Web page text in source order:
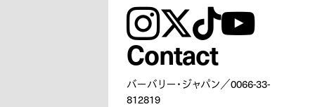
instagram𝕏tiktokyoutube
Contact
バーバリー・ジャパン／0066-33-
812819